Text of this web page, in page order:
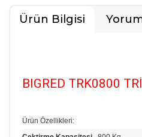
Ürün Bilgisi
BIGRED TRK0800
Ürün Özellikleri: